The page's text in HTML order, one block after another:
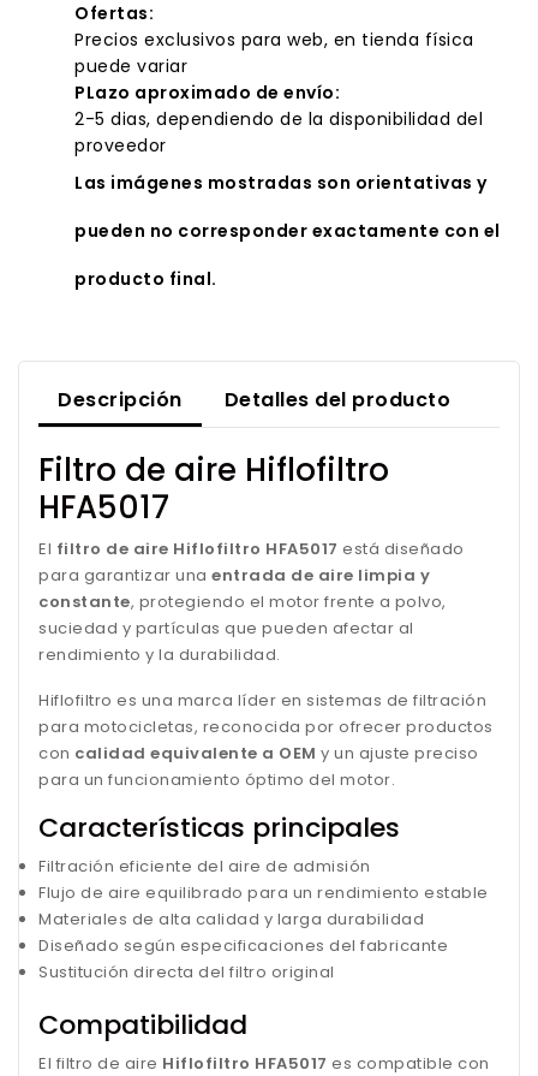
Ofertas:
Precios exclusivos para web, en tienda física
puede variar
PLazo aproximado de envío:
2-5 dias, dependiendo de la disponibilidad del
proveedor
Las imágenes mostradas son orientativas y
pueden no corresponder exactamente con el
producto final.
Descripción Detalles del producto
Filtro de aire Hiflofiltro
HFA5017
El filtro de aire Hiflofiltro HFA5017 está diseñado
para garantizar una entrada de aire limpia y
constante, protegiendo el motor frente a polvo,
suciedad y partículas que pueden afectar al
rendimiento y la durabilidad.
Hiflofiltro es una marca líder en sistemas de filtración
para motocicletas, reconocida por ofrecer productos
con calidad equivalente a OEM y un ajuste preciso
para un funcionamiento óptimo del motor.
Características principales
Filtración eficiente del aire de admisión
Flujo de aire equilibrado para un rendimiento estable
Materiales de alta calidad y larga durabilidad
Diseñado según especificaciones del fabricante
Sustitución directa del filtro original
Compatibilidad
El filtro de aire Hiflofiltro HFA5017 es compatible con